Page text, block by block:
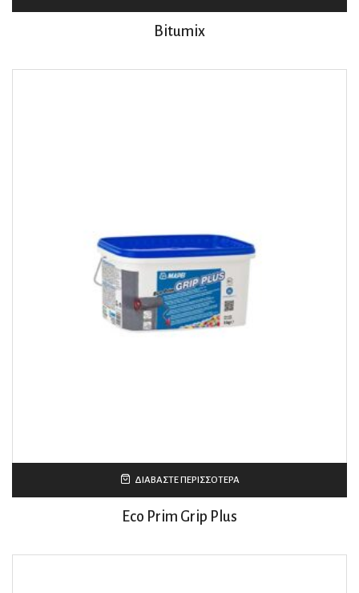
Bitumix
ΔΙΑΒΆΣΤΕ ΠΕΡΙΣΣΌΤΕΡΑ
Eco Prim Grip Plus